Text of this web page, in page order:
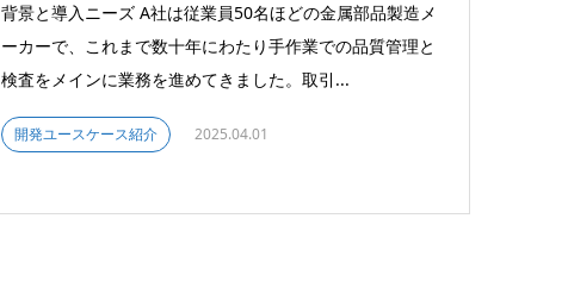
背景と導入ニーズ A社は従業員50名ほどの金属部品製造メ
ーカーで、これまで数十年にわたり手作業での品質管理と
検査をメインに業務を進めてきました。取引...
開発ユースケース紹介 2025.04.01